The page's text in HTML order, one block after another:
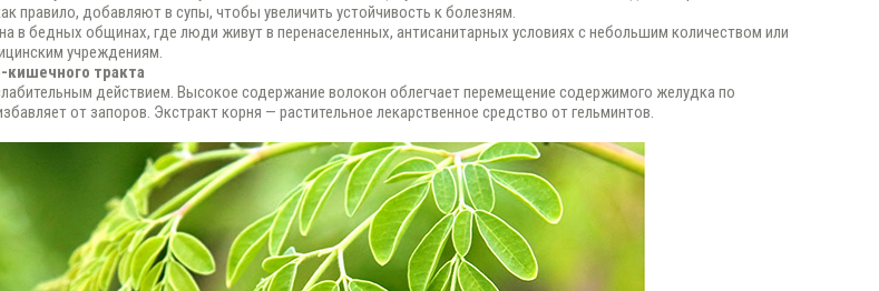
правило, добавляют в супы, чтобы увеличить устойчивость к болезням.
в бедных общинах, где люди живут в перенаселенных, антисанитарных условиях с небольшим количеством или
учреждениям.
тракта
действием. Высокое содержание волокон облегчает перемещение содержимого желудка по
от запоров. Экстракт корня — растительное лекарственное средство от гельминтов.